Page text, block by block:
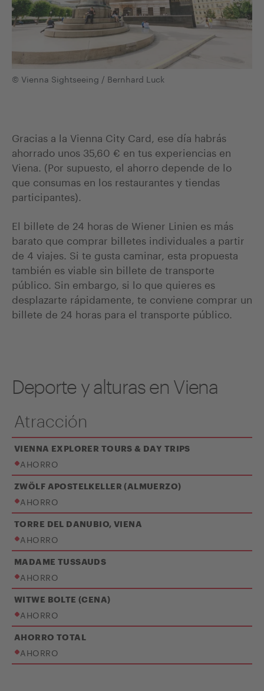
© Vienna Sightseeing / Bernhard Luck
Gracias a la Vienna City Card, ese día habrás
ahorrado unos 35,60 € en tus experiencias en
Viena. (Por supuesto, el ahorro depende de lo
que consumas en los restaurantes y tiendas
participantes).
El billete de 24 horas de Wiener Linien es más
barato que comprar billetes individuales a partir
de 4 viajes. Si te gusta caminar, esta propuesta
también es viable sin billete de transporte
público. Sin embargo, si lo que quieres es
desplazarte rápidamente, te conviene comprar un
billete de 24 horas para el transporte público.
Deporte y alturas en Viena
Atracción
VIENNA EXPLORER TOURS & DAY TRIPS
AHORRO
ZWÖLF APOSTELKELLER (ALMUERZO)
AHORRO
TORRE DEL DANUBIO, VIENA
AHORRO
MADAME TUSSAUDS
AHORRO
WITWE BOLTE (CENA)
AHORRO
AHORRO TOTAL
AHORRO